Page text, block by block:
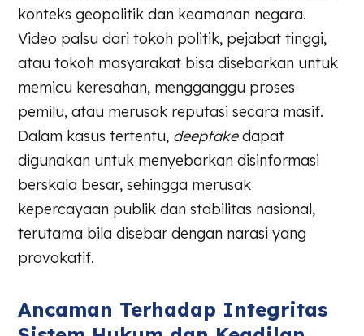
konteks geopolitik dan keamanan negara.
Video palsu dari tokoh politik, pejabat tinggi,
atau tokoh masyarakat bisa disebarkan untuk
memicu keresahan, mengganggu proses
pemilu, atau merusak reputasi secara masif.
Dalam kasus tertentu, deepfakedapat
digunakan untuk menyebarkan disinformasi
berskala besar, sehingga merusak
kepercayaan publik dan stabilitas nasional,
terutama bila disebar dengan narasi yang
provokatif.
Ancaman Terhadap Integritas